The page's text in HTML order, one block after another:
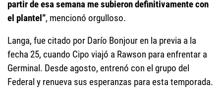
partir de esa semana me subieron definitivamente con
el plantel”, mencionó orgulloso.
Langa, fue citado por Darío Bonjour en la previa a la
fecha 25, cuando Cipo viajó a Rawson para enfrentar a
Germinal. Desde agosto, entrenó con el grupo del
Federal y renueva sus esperanzas para esta temporada.